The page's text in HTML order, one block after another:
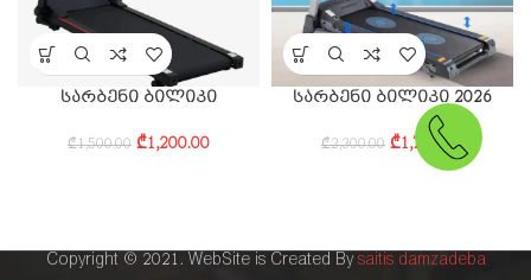
სარბენი ბილიკი
₾1,500.00 ₾1,200.00
სარბენი ბილიკი 2026
₾2,300.00 ₾1,750.00
Copyright © 2021. WebSite is Created By saitis damzadeba